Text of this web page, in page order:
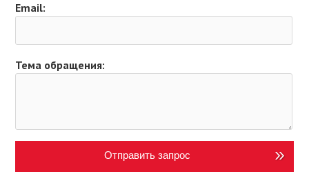
Email:
Тема обращения:
Отправить запрос